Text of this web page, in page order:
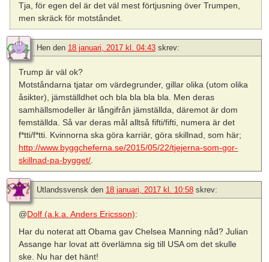
Tja, för egen del är det väl mest förtjusning över Trumpen,
men skräck för motståndet.
Hen den 18 januari, 2017 kl. 04:43 skrev:
Trump är väl ok?
Motståndarna tjatar om värdegrunder, gillar olika (utom olika
åsikter), jämställdhet och bla bla bla bla. Men deras
samhällsmodeller är långifrån jämställda, däremot är dom
femställda. Så var deras mål alltså fifti/fifti, numera är det
f*tti/f*tti. Kvinnorna ska göra karriär, göra skillnad, som här;
http://www.byggcheferna.se/2015/05/22/tjejerna-som-gor-
skillnad-pa-bygget/.
Utlandssvensk den 18 januari, 2017 kl. 10:58 skrev:
@Dolf (a.k.a. Anders Ericsson):
Har du noterat att Obama gav Chelsea Manning nåd? Julian
Assange har lovat att överlämna sig till USA om det skulle
ske. Nu har det hänt!